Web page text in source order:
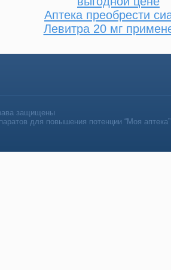
Аптека преобрести
Левитра 20 мг
защищены
для повышения потенции “Моя